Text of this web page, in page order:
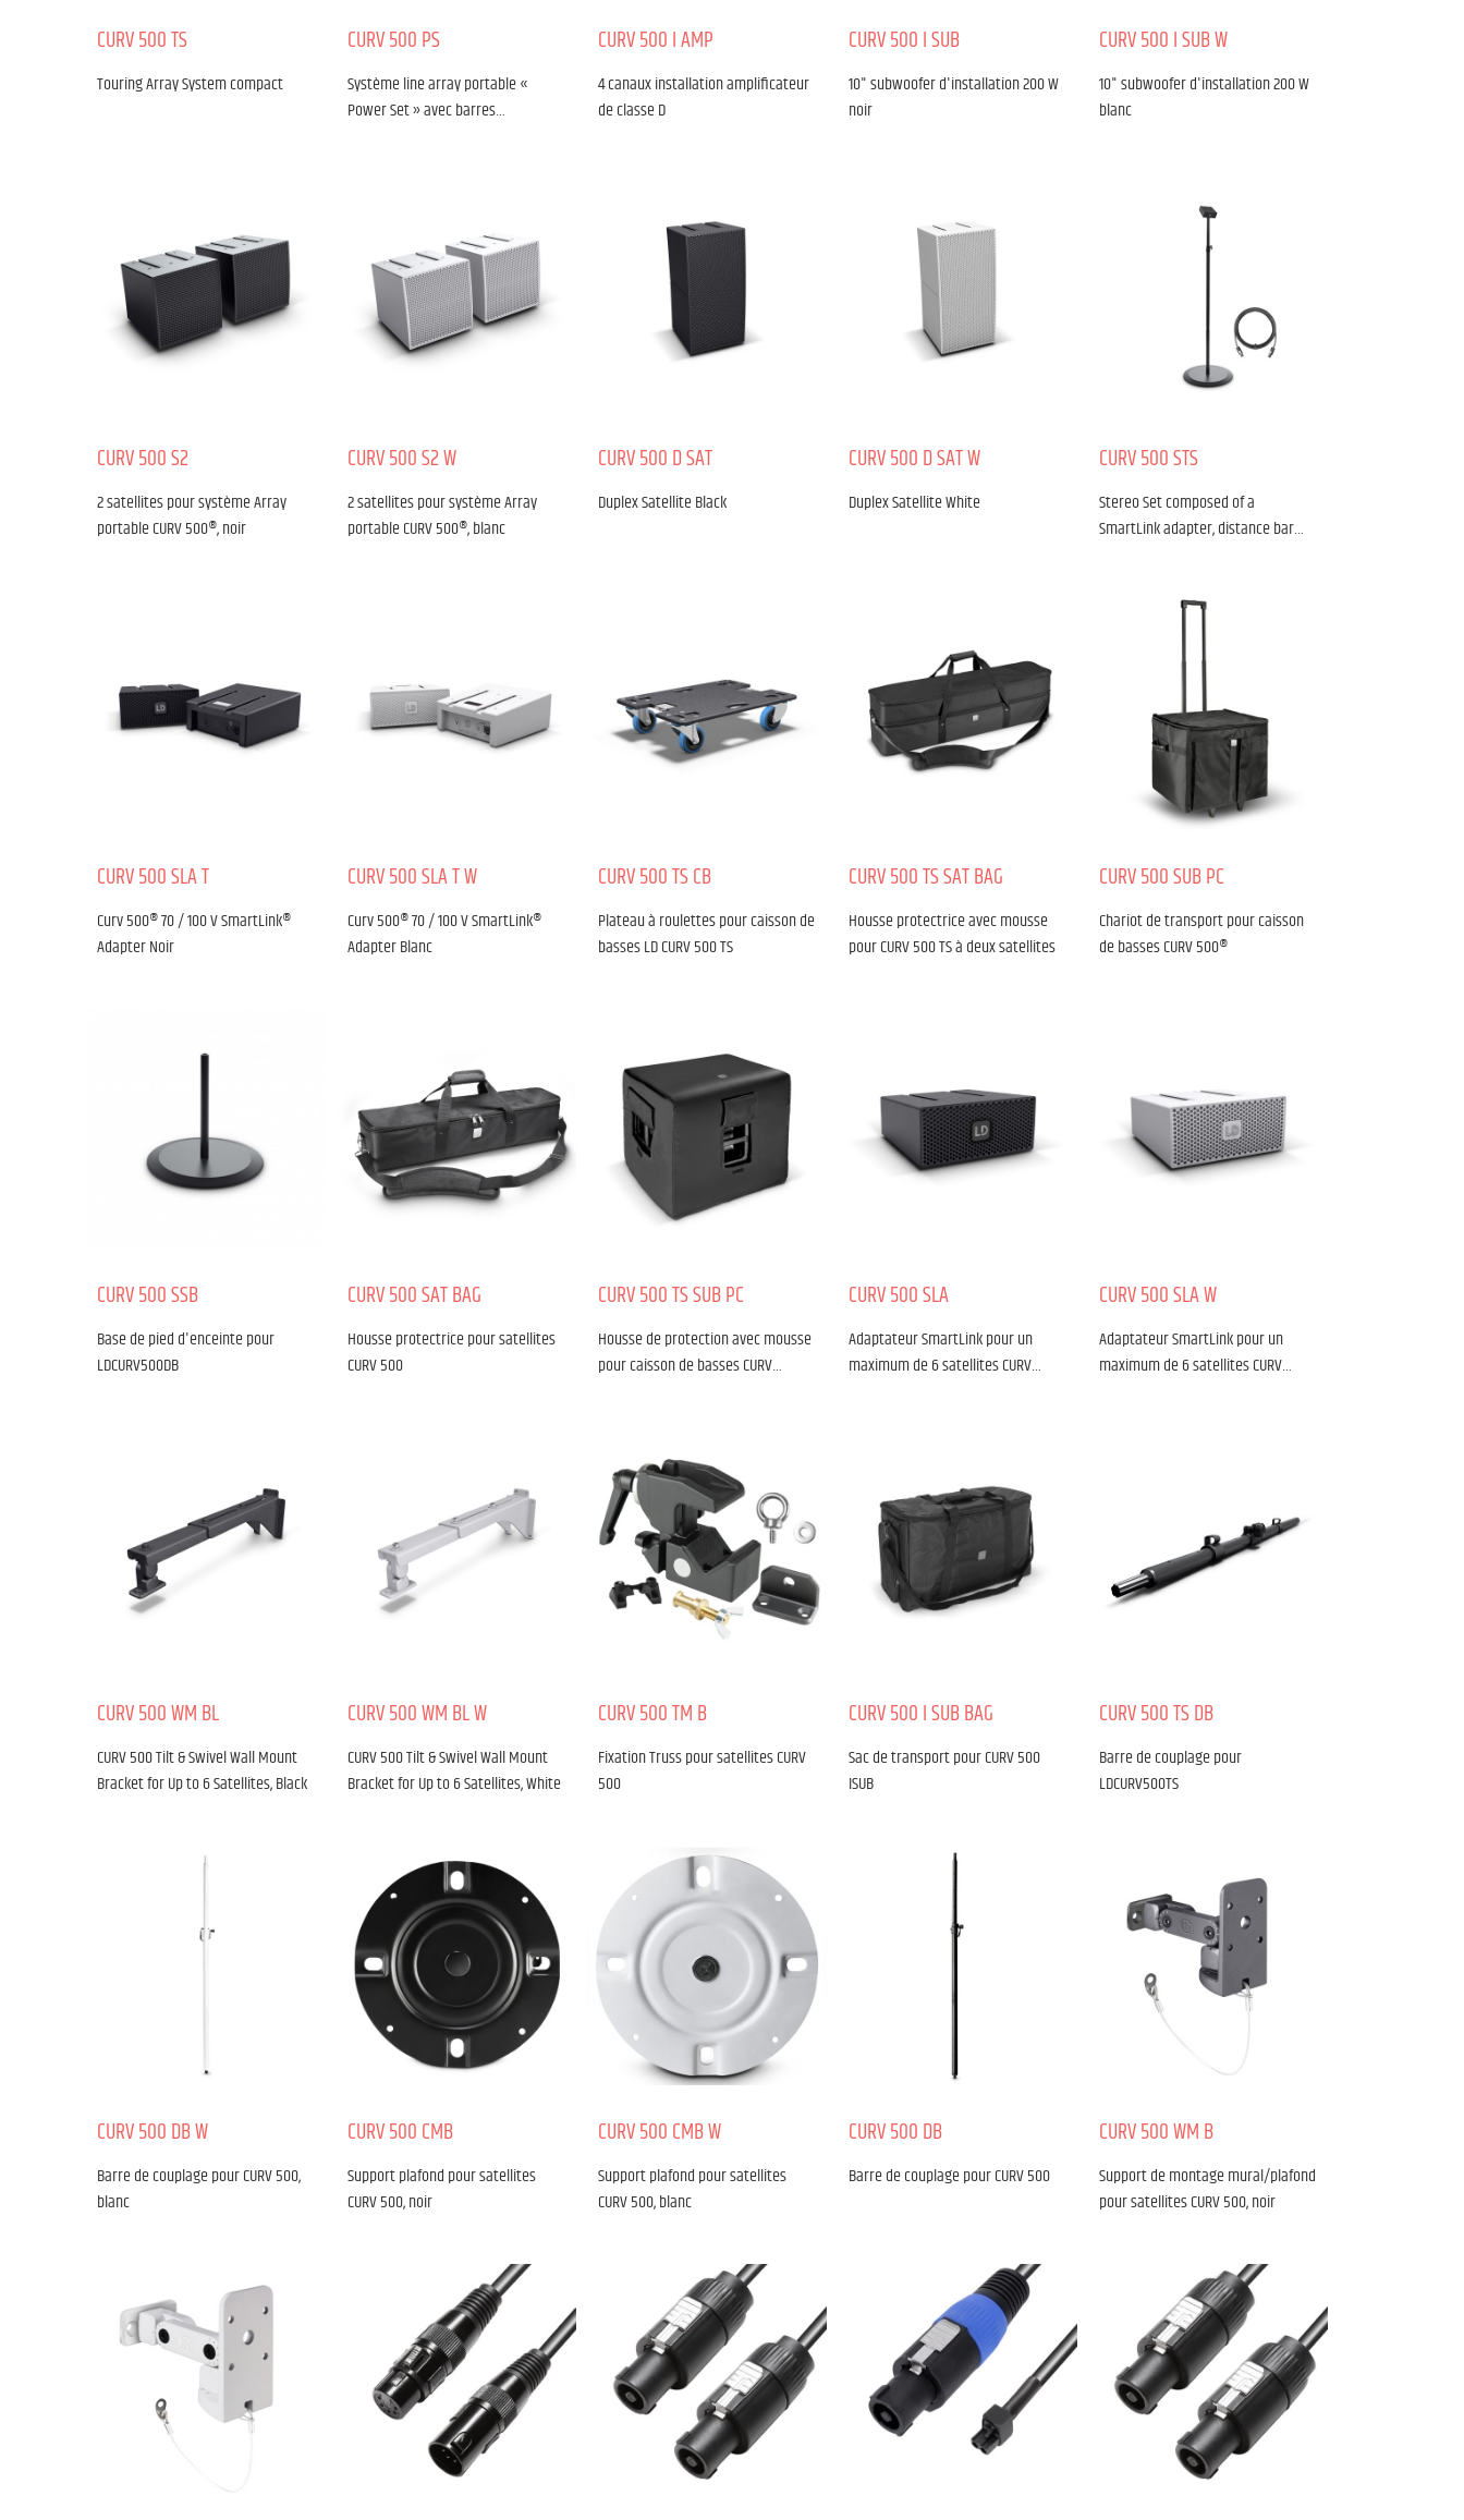
CURV 500 TS
Touring Array System compact
CURV 500 PS
Système line array portable «
Power Set » avec barres…
CURV 500 I AMP
4 canaux installation amplificateur
de classe D
CURV 500 I SUB
10" subwoofer d'installation 200 W
noir
CURV 500 I SUB W
10" subwoofer d'installation 200 W
blanc
CURV 500 S2
2 satellites pour système Array
portable CURV 500®, noir
CURV 500 S2 W
2 satellites pour système Array
portable CURV 500®, blanc
CURV 500 D SAT
Duplex Satellite Black
CURV 500 D SAT W
Duplex Satellite White
CURV 500 STS
Stereo Set composed of a
SmartLink adapter, distance bar…
CURV 500 SLA T
Curv 500® 70 / 100 V SmartLink®
Adapter Noir
CURV 500 SLA T W
Curv 500® 70 / 100 V SmartLink®
Adapter Blanc
CURV 500 TS CB
Plateau à roulettes pour caisson de
basses LD CURV 500 TS
CURV 500 TS SAT BAG
Housse protectrice avec mousse
pour CURV 500 TS à deux satellites
CURV 500 SUB PC
Chariot de transport pour caisson
de basses CURV 500®
CURV 500 SSB
Base de pied d'enceinte pour
LDCURV500DB
CURV 500 SAT BAG
Housse protectrice pour satellites
CURV 500
CURV 500 TS SUB PC
Housse de protection avec mousse
pour caisson de basses CURV…
CURV 500 SLA
Adaptateur SmartLink pour un
maximum de 6 satellites CURV…
CURV 500 SLA W
Adaptateur SmartLink pour un
maximum de 6 satellites CURV…
CURV 500 WM BL
CURV 500 Tilt & Swivel Wall Mount
Bracket for Up to 6 Satellites, Black
CURV 500 WM BL W
CURV 500 Tilt & Swivel Wall Mount
Bracket for Up to 6 Satellites, White
CURV 500 TM B
Fixation Truss pour satellites CURV
500
CURV 500 I SUB BAG
Sac de transport pour CURV 500
ISUB
CURV 500 TS DB
Barre de couplage pour
LDCURV500TS
CURV 500 DB W
Barre de couplage pour CURV 500,
blanc
CURV 500 CMB
Support plafond pour satellites
CURV 500, noir
CURV 500 CMB W
Support plafond pour satellites
CURV 500, blanc
CURV 500 DB
Barre de couplage pour CURV 500
CURV 500 WM B
Support de montage mural/plafond
pour satellites CURV 500, noir